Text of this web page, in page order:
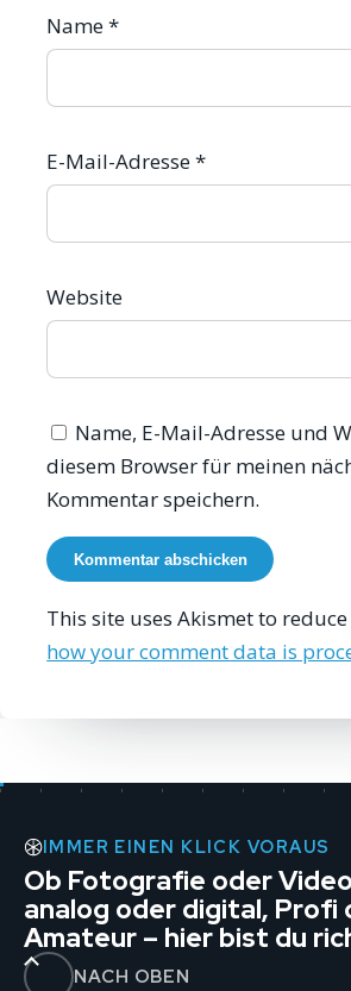
Name*
E-Mail-Adresse*
Website
Name, E-Mail-Adresse und
diesem Browser für meinen
Kommentar speichern.
This site uses Akismet to
how your comment data is
IMMER EINEN KLICK VORAUS
Ob Fotografie oder
analog oder digital, Profi
Amateur – hier bist du
NACH OBEN